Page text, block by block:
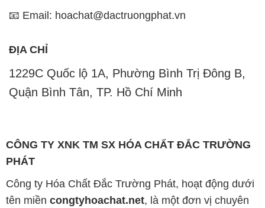
📧 Email: hoachat@dactruongphat.vn
ĐỊA CHỈ
1229C Quốc lộ 1A, Phường Bình Trị Đông B,
Quận Bình Tân, TP. Hồ Chí Minh
CÔNG TY XNK TM SX HÓA CHẤT ĐẮC TRƯỜNG
PHÁT
Công ty Hóa Chất Đắc Trường Phát, hoạt động dưới
tên miền congtyhoachat.net, là một đơn vị chuyên